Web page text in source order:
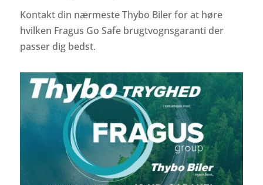
Kontakt din nærmeste Thybo Biler for at høre
hvilken Fragus Go Safe brugtvognsgaranti der
passer dig bedst.